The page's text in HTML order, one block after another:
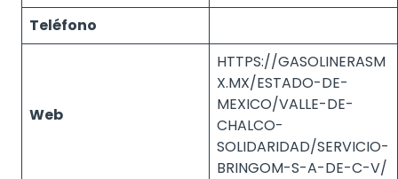
Teléfono
Web
HTTPS://GASOLINERASM
X.MX/ESTADO-DE-
MEXICO/VALLE-DE-
CHALCO-
SOLIDARIDAD/SERVICIO-
BRINGOM-S-A-DE-C-V/